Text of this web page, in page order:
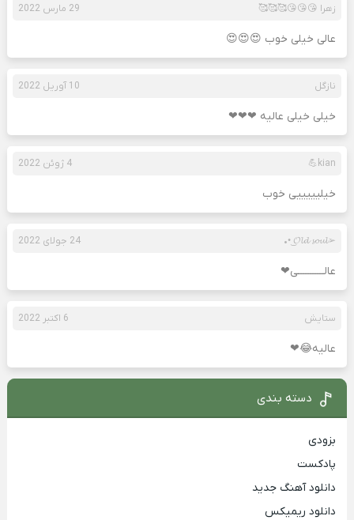
زهرا 😘😘😘🥰🥰🥰 29 مارس 2022
عالی خیلی خوب 😍😍😍
نازگل 10 آوریل 2022
خیلی خیلی عالیه ❤❤❤
kian💪 4 ژوئن 2022
خیلیییییی خوب
➢𝓞𝓵𝓭 𝓼𝓸𝓾𝓵 •͜• ⁧⁧⁧⁧ 24 جولای 2022
عالـــــــــــی❤
ستایش 6 اکتبر 2022
عالیه😂❤
دسته بندی
بزودی
پادکست
دانلود آهنگ جدید
دانلود ریمیکس